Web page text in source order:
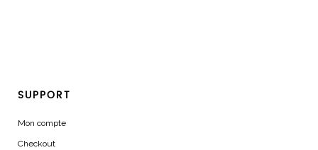
SUPPORT
Mon compte
Checkout